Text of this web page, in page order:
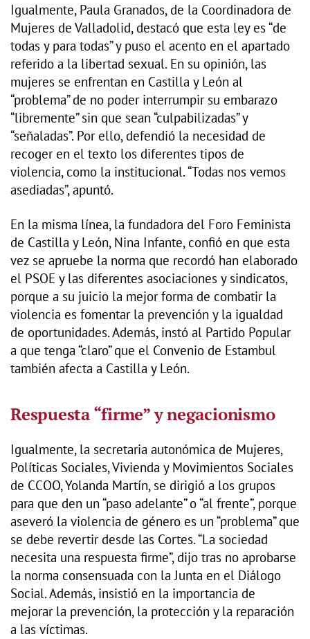
Igualmente, Paula Granados, de la Coordinadora de
Mujeres de Valladolid, destacó que esta ley es “de
todas y para todas” y puso el acento en el apartado
referido a la libertad sexual. En su opinión, las
mujeres se enfrentan en Castilla y León al
“problema” de no poder interrumpir su embarazo
“libremente” sin que sean “culpabilizadas” y
“señaladas”. Por ello, defendió la necesidad de
recoger en el texto los diferentes tipos de
violencia, como la institucional. “Todas nos vemos
asediadas”, apuntó.
En la misma línea, la fundadora del Foro Feminista
de Castilla y León, Nina Infante, confió en que esta
vez se apruebe la norma que recordó han elaborado
el PSOE y las diferentes asociaciones y sindicatos,
porque a su juicio la mejor forma de combatir la
violencia es fomentar la prevención y la igualdad
de oportunidades. Además, instó al Partido Popular
a que tenga “claro” que el Convenio de Estambul
también afecta a Castilla y León.
Respuesta “firme” y negacionismo
Igualmente, la secretaria autonómica de Mujeres,
Políticas Sociales, Vivienda y Movimientos Sociales
de CCOO, Yolanda Martín, se dirigió a los grupos
para que den un “paso adelante” o “al frente”, porque
aseveró la violencia de género es un “problema” que
se debe revertir desde las Cortes. “La sociedad
necesita una respuesta firme”, dijo tras no aprobarse
la norma consensuada con la Junta en el Diálogo
Social. Además, insistió en la importancia de
mejorar la prevención, la protección y la reparación
a las víctimas.